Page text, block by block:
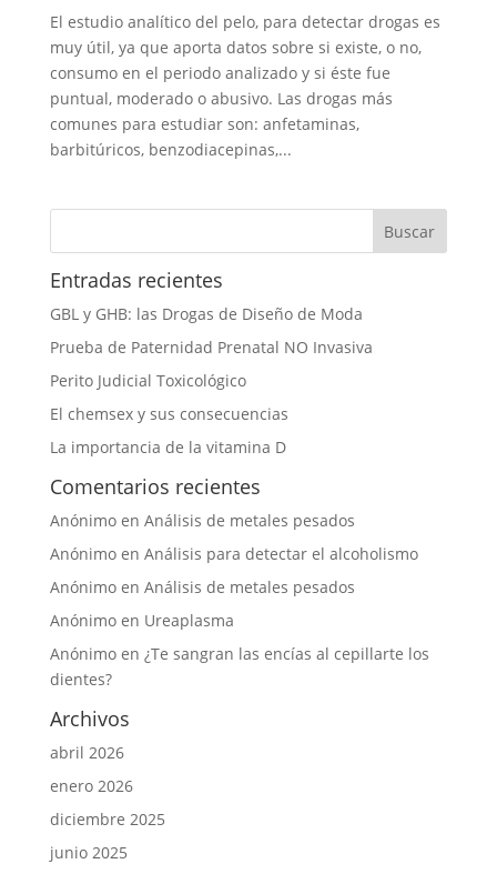
El estudio analítico del pelo, para detectar drogas es
muy útil, ya que aporta datos sobre si existe, o no,
consumo en el periodo analizado y si éste fue
puntual, moderado o abusivo. Las drogas más
comunes para estudiar son: anfetaminas,
barbitúricos, benzodiacepinas,...
Entradas recientes
GBL y GHB: las Drogas de Diseño de Moda
Prueba de Paternidad Prenatal NO Invasiva
Perito Judicial Toxicológico
El chemsex y sus consecuencias
La importancia de la vitamina D
Comentarios recientes
Anónimoen Análisis de metales pesados
Anónimoen Análisis para detectar el alcoholismo
Anónimoen Análisis de metales pesados
Anónimoen Ureaplasma
Anónimoen ¿Te sangran las encías al cepillarte los
dientes?
Archivos
abril 2026
enero 2026
diciembre 2025
junio 2025